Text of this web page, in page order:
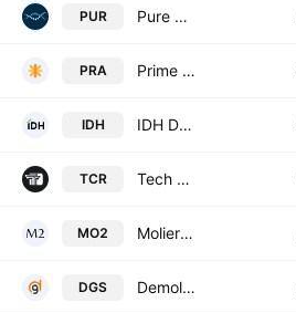
PUR Pure Biologics SA
PRA Prime Alternatywna Spolka Inwestycyjna Spolka Akcyjna
IDH IDH DEVELOPMENT S.A.
TCR Tech Robotics S.A.
MO2 Moliera2 Spolka Akcyjna
DGS Demolish Games S.A.